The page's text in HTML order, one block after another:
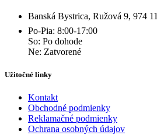
Banská Bystrica, Ružová 9, 974 11
Po-Pia: 8:00-17:00
So: Po dohode
Ne: Zatvorené
Užitočné linky
Kontakt
Obchodné podmienky
Reklamačné podmienky
Ochrana osobných údajov